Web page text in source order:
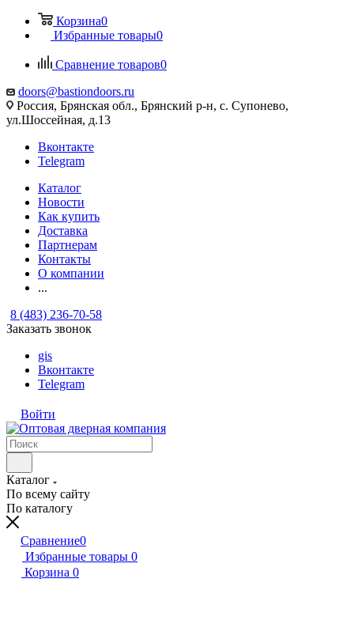
Корзина0
Избранные товары0
Сравнение товаров0
doors@bastiondoors.ru
Россия, Брянская обл., Брянский р-н, с. Супонево,
ул.Шоссейная, д.13
Вконтакте
Telegram
Каталог
Новости
Как купить
Доставка
Партнерам
Контакты
О компании
...
8 (483) 236-70-58
Заказать звонок
gis
Вконтакте
Telegram
Войти
Каталог
По всему сайту
По каталогу
Сравнение0
Избранные товары 0
Корзина 0